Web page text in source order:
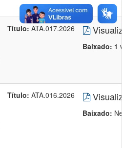
Título: ATA.017.2026
Baixado: 1
Título: ATA.016.2026
Baixado: